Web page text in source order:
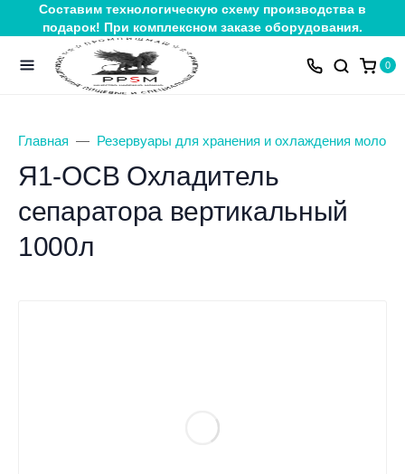
Составим технологическую схему производства в
подарок! При комплексном заказе оборудования.
0
Главная Резервуары для хранения и охлаждения молока
Я1-ОСВ Охладитель
сепаратора вертикальный
1000л